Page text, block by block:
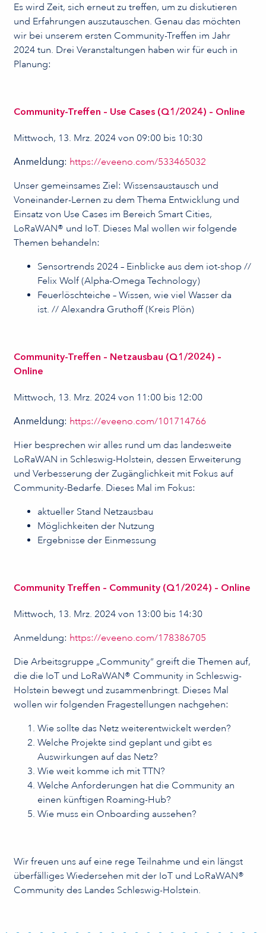
Es wird Zeit, sich erneut zu treffen, um zu diskutieren
und Erfahrungen auszutauschen. Genau das möchten
wir bei unserem ersten Community-Treffen im Jahr
2024 tun. Drei Veranstaltungen haben wir für euch in
Planung:
Community-Treffen – Use Cases (Q1/2024) – Online
Mittwoch, 13. Mrz. 2024 von 09:00 bis 10:30
Anmeldung: https://eveeno.com/533465032
Unser gemeinsames Ziel: Wissensaustausch und
Voneinander-Lernen zu dem Thema Entwicklung und
Einsatz von Use Cases im Bereich Smart Cities,
LoRaWAN® und IoT. Dieses Mal wollen wir folgende
Themen behandeln:
Sensortrends 2024 – Einblicke aus dem iot-shop //
Felix Wolf (Alpha-Omega Technology)
Feuerlöschteiche – Wissen, wie viel Wasser da
ist. // Alexandra Gruthoff (Kreis Plön)
Community-Treffen – Netzausbau (Q1/2024) –
Online
Mittwoch, 13. Mrz. 2024 von 11:00 bis 12:00
Anmeldung: https://eveeno.com/101714766
Hier besprechen wir alles rund um das landesweite
LoRaWAN in Schleswig-Holstein, dessen Erweiterung
und Verbesserung der Zugänglichkeit mit Fokus auf
Community-Bedarfe. Dieses Mal im Fokus:
aktueller Stand Netzausbau
Möglichkeiten der Nutzung
Ergebnisse der Einmessung
Community Treffen – Community (Q1/2024) – Online
Mittwoch, 13. Mrz. 2024 von 13:00 bis 14:30
Anmeldung: https://eveeno.com/178386705
Die Arbeitsgruppe „Community“ greift die Themen auf,
die die IoT und LoRaWAN® Community in Schleswig-
Holstein bewegt und zusammenbringt. Dieses Mal
wollen wir folgenden Fragestellungen nachgehen:
Wie sollte das Netz weiterentwickelt werden?
Welche Projekte sind geplant und gibt es
Auswirkungen auf das Netz?
Wie weit komme ich mit TTN?
Welche Anforderungen hat die Community an
einen künftigen Roaming-Hub?
Wie muss ein Onboarding aussehen?
Wir freuen uns auf eine rege Teilnahme und ein längst
überfälliges Wiedersehen mit der IoT und LoRaWAN®
Community des Landes Schleswig-Holstein.